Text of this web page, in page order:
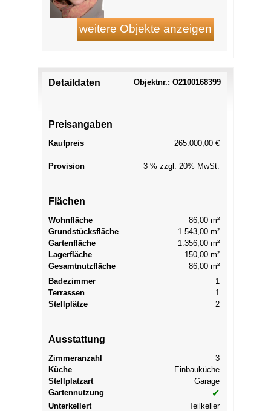
Detaildaten Objektnr.: O2100168399
Preisangaben
Kaufpreis 265.000,00 €
Provision 3 % zzgl. 20% MwSt.
Flächen
Wohnfläche
86,00 m²
Grundstücksfläche
1.543,00 m²
Gartenfläche
1.356,00 m²
Lagerfläche
150,00 m²
Gesamtnutzfläche
86,00 m²
Badezimmer
1
Terrassen
1
Stellplätze
2
Ausstattung
Zimmeranzahl
3
Küche
Einbauküche
Stellplatzart
Garage
Gartennutzung
✔
Unterkellert
Teilkeller